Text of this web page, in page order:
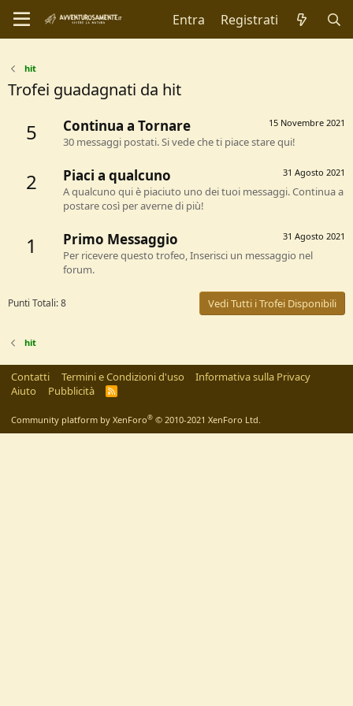
Entra Registrati
hit
Trofei guadagnati da hit
5 15 Novembre 2021
Continua a Tornare
30 messaggi postati. Si vede che ti piace stare qui!
2 31 Agosto 2021
Piaci a qualcuno
A qualcuno qui è piaciuto uno dei tuoi messaggi. Continua a
postare così per averne di più!
1 31 Agosto 2021
Primo Messaggio
Per ricevere questo trofeo, Inserisci un messaggio nel
forum.
Punti Totali: 8 Vedi Tutti i Trofei Disponibili
hit
Contatti Termini e Condizioni d'uso
Informativa sulla Privacy
Aiuto
Pubblicità
R
Community platform by XenForo® © 2010-2021 XenForo Ltd.